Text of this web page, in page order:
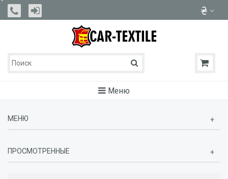
Меню
МЕНЮ
ПРОСМОТРЕННЫЕ